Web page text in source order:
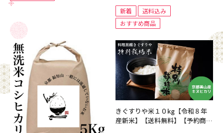
新着
送料込み
おすすめ商品
きぐすりや米１０kg【令和８年
産新米】【送料無料】【予約商